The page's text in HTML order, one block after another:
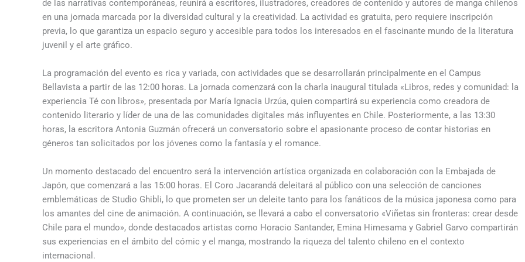
de las narrativas contemporáneas, reunirá a escritores, ilustradores, creadores de contenido y autores de manga chilenos
en una jornada marcada por la diversidad cultural y la creatividad. La actividad es gratuita, pero requiere inscripción
previa, lo que garantiza un espacio seguro y accesible para todos los interesados en el fascinante mundo de la literatura
juvenil y el arte gráfico.
La programación del evento es rica y variada, con actividades que se desarrollarán principalmente en el Campus
Bellavista a partir de las 12:00 horas. La jornada comenzará con la charla inaugural titulada «Libros, redes y comunidad: la
experiencia Té con libros», presentada por María Ignacia Urzúa, quien compartirá su experiencia como creadora de
contenido literario y líder de una de las comunidades digitales más influyentes en Chile. Posteriormente, a las 13:30
horas, la escritora Antonia Guzmán ofrecerá un conversatorio sobre el apasionante proceso de contar historias en
géneros tan solicitados por los jóvenes como la fantasía y el romance.
Un momento destacado del encuentro será la intervención artística organizada en colaboración con la Embajada de
Japón, que comenzará a las 15:00 horas. El Coro Jacarandá deleitará al público con una selección de canciones
emblemáticas de Studio Ghibli, lo que prometen ser un deleite tanto para los fanáticos de la música japonesa como para
los amantes del cine de animación. A continuación, se llevará a cabo el conversatorio «Viñetas sin fronteras: crear desde
Chile para el mundo», donde destacados artistas como Horacio Santander, Emina Himesama y Gabriel Garvo compartirán
sus experiencias en el ámbito del cómic y el manga, mostrando la riqueza del talento chileno en el contexto
internacional.